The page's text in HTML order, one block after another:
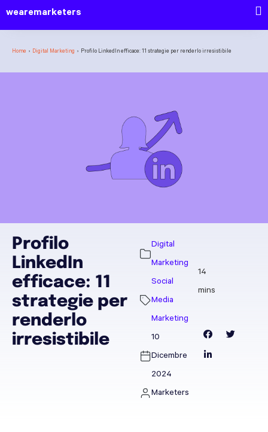
wearemarketers
Home › Digital Marketing › Profilo LinkedIn efficace: 11 strategie per renderlo irresistibile
Profilo
LinkedIn
efficace: 11
strategie per
renderlo
irresistibile
Digital
Marketing
Social
Media
Marketing
10
Dicembre
2024
Marketers